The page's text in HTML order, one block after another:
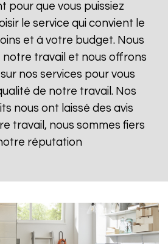
pour que vous puissiez
le service qui convient le
et à votre budget. Nous
notre travail et nous offrons
nos services pour vous
de notre travail. Nos
nous ont laissé des avis
travail, nous sommes fiers
réputation